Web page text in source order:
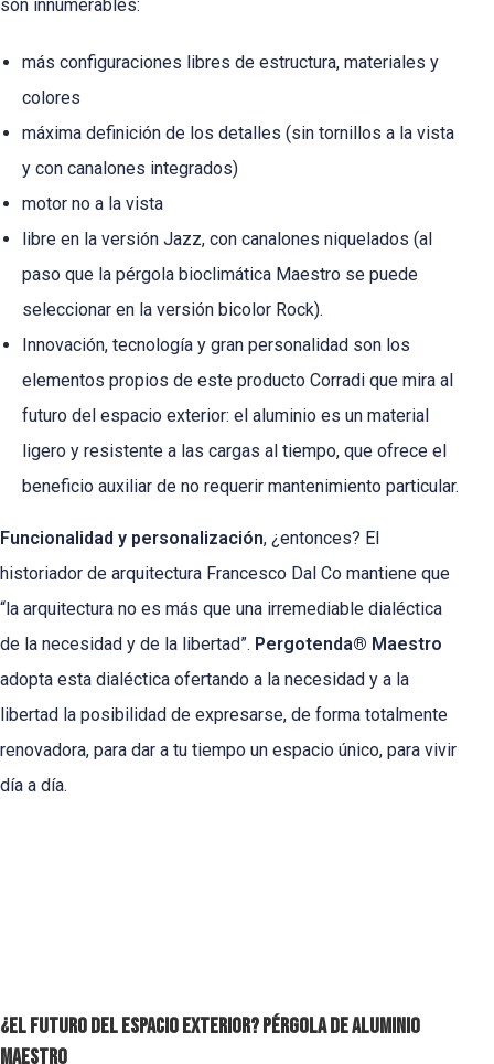
son innumerables:
más configuraciones libres de estructura, materiales y
colores
máxima definición de los detalles (sin tornillos a la vista
y con canalones integrados)
motor no a la vista
libre en la versión Jazz, con canalones niquelados (al
paso que la pérgola bioclimática Maestro se puede
seleccionar en la versión bicolor Rock).
Innovación, tecnología y gran personalidad son los
elementos propios de este producto Corradi que mira al
futuro del espacio exterior: el aluminio es un material
ligero y resistente a las cargas al tiempo, que ofrece el
beneficio auxiliar de no requerir mantenimiento particular.
Funcionalidad y personalización, ¿entonces? El
historiador de arquitectura Francesco Dal Co mantiene que
“la arquitectura no es más que una irremediable dialéctica
de la necesidad y de la libertad”. Pergotenda® Maestro
adopta esta dialéctica ofertando a la necesidad y a la
libertad la posibilidad de expresarse, de forma totalmente
renovadora, para dar a tu tiempo un espacio único, para vivir
día a día.
¿El futuro del espacio exterior? Pérgola de aluminio
Maestro